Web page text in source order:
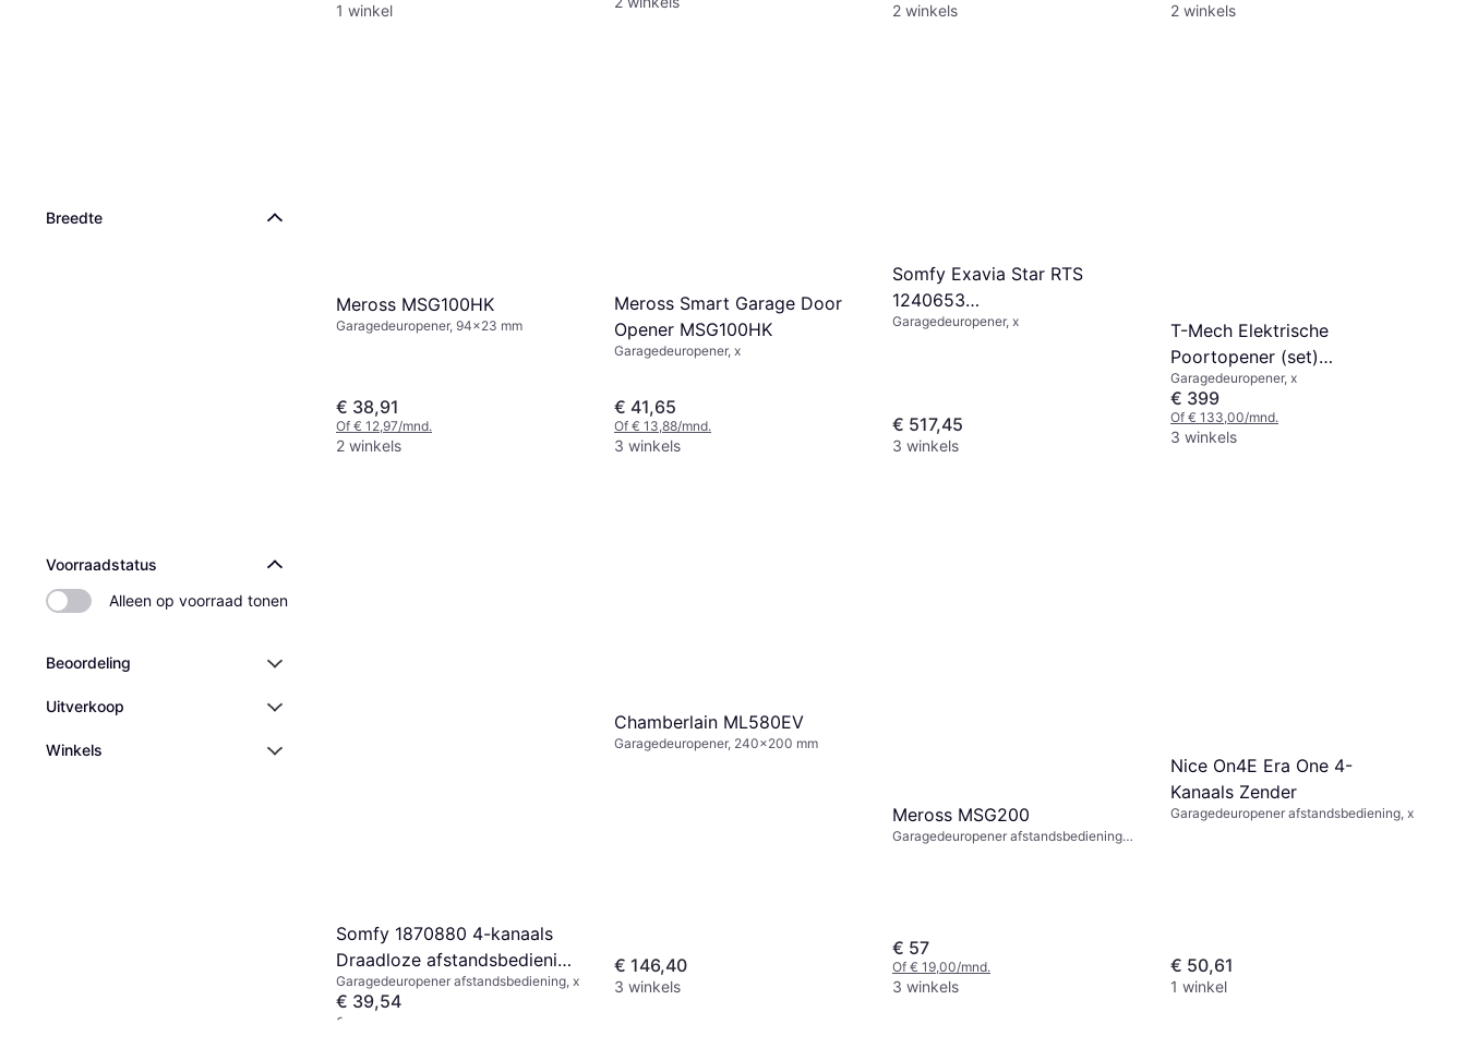
Breedte
Voorraadstatus
Alleen op voorraad tonen
Beoordeling
Uitverkoop
Winkels
1 winkel 2 winkels 2 winkels
Meross MSG100HK
Garagedeuropener, 94x23 mm
€ 38,91
Of € 12,97/mnd.
2 winkels
Meross Smart Garage Door
Opener MSG100HK
Garagedeuropener, x
€ 41,65
Of € 13,88/mnd.
3 winkels
Somfy Exavia Star RTS
1240653
Draaideuraandrijving 250 kg
Garagedeuropener, x
€ 517,45
3 winkels
T-Mech Elektrische
Poortopener (set)
Transparant
Garagedeuropener, x
€ 399
Of € 133,00/mnd.
3 winkels
Somfy 1870880 4-kanaals
Draadloze afstandsbediening
868.95 MHz
Garagedeuropener afstandsbediening, x
€ 39,54
3 winkels
Chamberlain ML580EV
Garagedeuropener, 240x200 mm
€ 146,40
3 winkels
Meross MSG200
Garagedeuropener afstandsbediening,
€ 57
Of € 19,00/mnd.
3 winkels
Nice On4E Era One 4-
Kanaals Zender
Garagedeuropener afstandsbediening, x
€ 50,61
1 winkel